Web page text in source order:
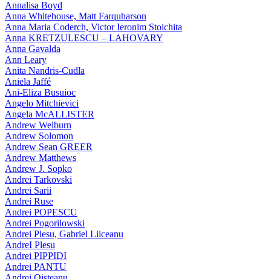
Annalisa Boyd
Anna Whitehouse, Matt Farquharson
Anna Maria Coderch, Victor Ieronim Stoichita
Anna KRETZULESCU – LAHOVARY
Anna Gavalda
Ann Leary
Anita Nandris-Cudla
Aniela Jaffé
Ani-Eliza Busuioc
Angelo Mitchievici
Angela McALLISTER
Andrew Welburn
Andrew Solomon
Andrew Sean GREER
Andrew Matthews
Andrew J. Sopko
Andrei Tarkovski
Andrei Sarii
Andrei Ruse
Andrei POPESCU
Andrei Pogorilowski
Andrei Plesu, Gabriel Liiceanu
AndreI Plesu
Andrei PIPPIDI
Andrei PANTU